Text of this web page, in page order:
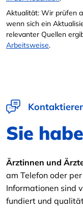
Aktualität: Wir prüfen
wenn sich ein
relevanter Quellen
Arbeitsweise.
Sie
Ärztinnen und
am Telefon oder
Informationen sind
fundiert und